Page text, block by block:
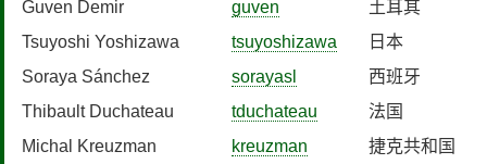
Guven Demir
guven
土耳其
Tsuyoshi Yoshizawa
tsuyoshizawa
日本
Soraya Sánchez
sorayasl
西班牙
Thibault Duchateau
tduchateau
法国
Michal Kreuzman
kreuzman
捷克共和国